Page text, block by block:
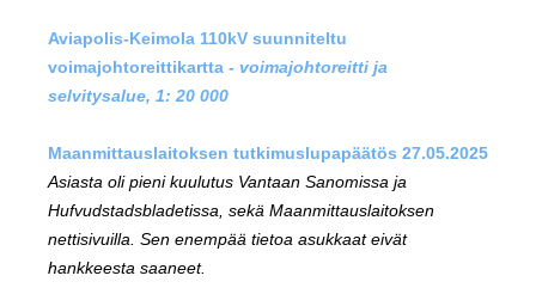
Aviapolis-Keimola 110kV suunniteltu
voimajohtoreittikartta - voimajohtoreitti ja
selvitysalue, 1: 20 000
Maanmittauslaitoksen tutkimuslupapäätös 27.05.2025
Asiasta olipieni kuulutus Vantaan Sanomissa ja
Hufvudstadsbladetissa, sekä Maanmittauslaitoksen
nettisivuilla. Sen enempää tietoa asukkaat eivät
hankkeesta saaneet.